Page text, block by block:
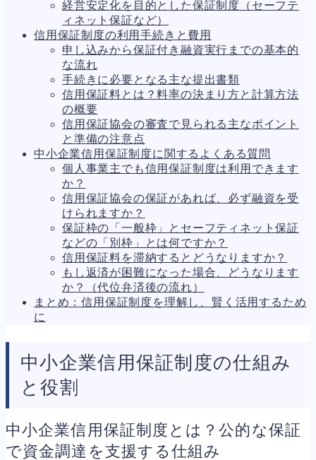
事業運営
376
品質・リコール49
情報漏洩・サイバー258
事業再編 69
664
私的整理142
法的整理
449
債権者対応19
換価・競売54
経営安定化を目的とした保証制度（セーフテ
ィネット保証など）
信用保証制度の利用手続きと費用
申し込みから保証付き融資実行までの基本的
な流れ
手続きに必要となる主な提出書類
信用保証料とは？料率の決まり方と計算方法
の概要
信用保証協会の審査で見られる主なポイント
と準備の注意点
中小企業信用保証制度に関するよくある質問
個人事業主でも信用保証制度は利用できます
か？
信用保証協会の保証があれば、必ず融資を受
けられますか？
保証枠の「一般枠」とセーフティネット保証
などの「別枠」とは何ですか？
信用保証料を滞納するとどうなりますか？
もし返済が困難になった場合、どうなります
か？（代位弁済後の流れ）
まとめ：信用保証制度を理解し、賢く活用するため
に
中小企業信用保証制度の仕組み
と役割
中小企業信用保証制度とは？公的な保証
で資金調達を支援する仕組み